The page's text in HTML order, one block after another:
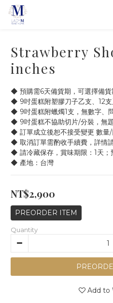
Strawberry
inches
◆ 預購需6天備貨期，可選擇備
◆ 9吋蛋糕附塑膠刀子乙支、12支
◆ 9吋蛋糕附蠟燭1支，無數字、
◆ 9吋蛋糕不協助切片/分裝，無
◆ 訂單成立後恕不接受變更 數量
◆ 取消訂單需酌收手續費，詳情
◆ 請冷藏保存，賞味期限：1天；
◆ 產地：台灣
NT$2,900
PREORDER ITEM
Quantity
Add to